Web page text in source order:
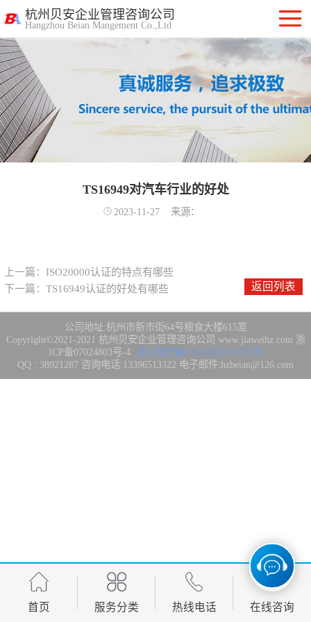
杭州贝安企业管理咨询公司
Hangzhou Beian Mangement Co.,Ltd
TS16949对汽车行业的好处
2023-11-27 来源：
上一篇： ISO20000认证的特点有哪些
下一篇： TS16949认证的好处有哪些 返回列表
公司地址:杭州市新市街64号粮食大楼615室
Copyright©2021-2021 杭州贝安企业管理咨询公司 www.jiaweihz.com 浙
ICP备07024803号-4 浙公网安备33010802014275号
QQ : 38921287 咨询电话:13396513322 电子邮件:hzbeian@126.com
首页 服务分类 热线电话 在线咨询
ISO9001质量管
理体系认证
ISO14001环境管
理体系认证
OHSAS18001职
业健康安全管理
ISO27001信息安
务标准咨询服务
计算机信息系统
集成3/4/5级
IATF16949管理